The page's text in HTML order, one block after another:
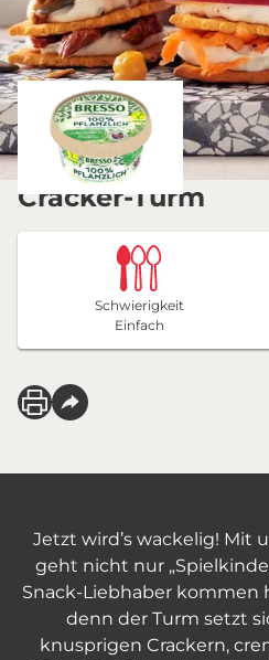
Cracker-Turm
Schwierigkeit
Einfach
Jetzt wird’s wackelig! Mit
geht nicht nur
Snack-Liebhaber kommen
denn der Turm setzt
knusprigen Crackern,